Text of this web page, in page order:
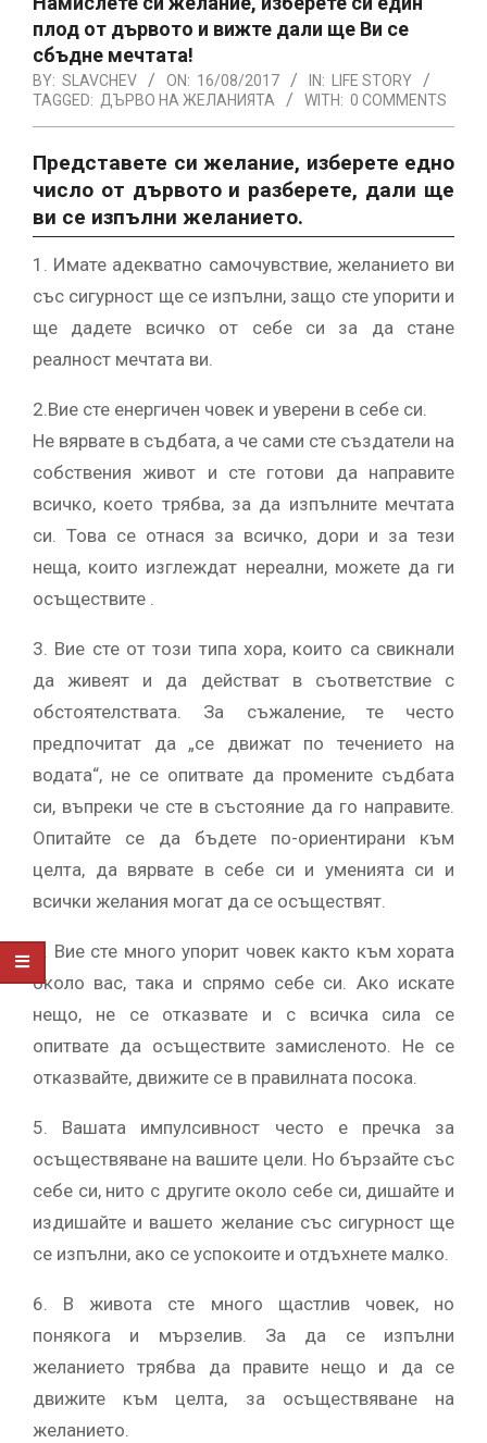
плод от дървото и вижте дали ще Ви се
сбъдне мечтата!
BY: SLAVCHEV ON: 16/08/2017 IN:
LIFE STORY
TAGGED: ДЪРВО НА ЖЕЛАНИЯТА WITH: 0 COMMENTS
Представете си желание, изберете едно
число от дървото и разберете, дали ще
ви се изпълни желанието.
1. Имате адекватно самочувствие, желанието ви
със сигурност ще се изпълни, защо сте упорити и
ще дадете всичко от себе си за да стане
реалност мечтата ви.
2.Вие сте енергичен човек и уверени в себе си.
Не вярвате в съдбата, а че сами сте създатели на
собствения живот и сте готови да направите
всичко, което трябва, за да изпълните мечтата
си. Това се отнася за всичко, дори и за тези
неща, които изглеждат нереални, можете да ги
осъществите .
3. Вие сте от този типа хора, които са свикнали
да живеят и да действат в съответствие с
обстоятелствата. За съжаление, те често
предпочитат да „се движат по течението на
водата“, не се опитвате да промените съдбата
си, въпреки че сте в състояние да го направите.
Опитайте се да бъдете по-ориентирани към
целта, да вярвате в себе си и уменията си и
всички желания могат да се осъществят.
4. Вие сте много упорит човек както към хората
около вас, така и спрямо себе си. Ако искате
нещо, не се отказвате и с всичка сила се
опитвате да осъществите замисленото. Не се
отказвайте, движите се в правилната посока.
5. Вашата импулсивност често е пречка за
осъществяване на вашите цели. Но бързайте със
себе си, нито с другите около себе си, дишайте и
издишайте и вашето желание със сигурност ще
се изпълни, ако се успокоите и отдъхнете малко.
6. В живота сте много щастлив човек, но
понякога и мързелив. За да се изпълни
желанието трябва да правите нещо и да се
движите към целта, за осъществяване на
желанието.